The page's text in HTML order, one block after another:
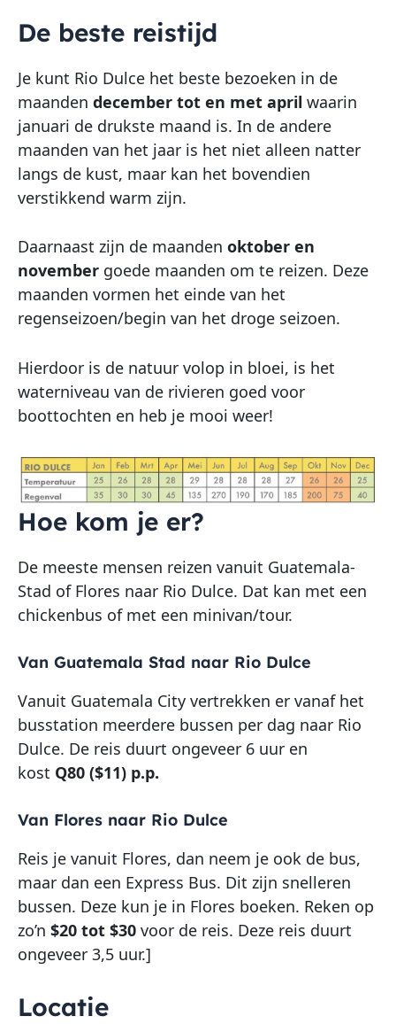
De beste reistijd
Je kunt Rio Dulce het beste bezoeken in de
maanden december tot en met april waarin
januari de drukste maand is. In de andere
maanden van het jaar is het niet alleen natter
langs de kust, maar kan het bovendien
verstikkend warm zijn.
Daarnaast zijn de maanden oktober en
november goede maanden om te reizen. Deze
maanden vormen het einde van het
regenseizoen/begin van het droge seizoen.
Hierdoor is de natuur volop in bloei, is het
waterniveau van de rivieren goed voor
boottochten en heb je mooi weer!
Hoe kom je er?
De meeste mensen reizen vanuit Guatemala-
Stad of Flores naar Rio Dulce. Dat kan met een
chickenbus of met een minivan/tour.
Van Guatemala Stad naar Rio Dulce
Vanuit Guatemala City vertrekken er vanaf het
busstation meerdere bussen per dag naar Rio
Dulce. De reis duurt ongeveer 6 uur en
kost Q80 ($11) p.p.
Van Flores naar Rio Dulce
Reis je vanuit Flores, dan neem je ook de bus,
maar dan een Express Bus. Dit zijn snelleren
bussen. Deze kun je in Flores boeken. Reken op
zo’n $20 tot $30 voor de reis. Deze reis duurt
ongeveer 3,5 uur.]
Locatie